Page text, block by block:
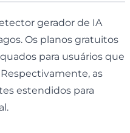
gerador de IA
Os planos gratuitos
para usuários que
as
estendidos para